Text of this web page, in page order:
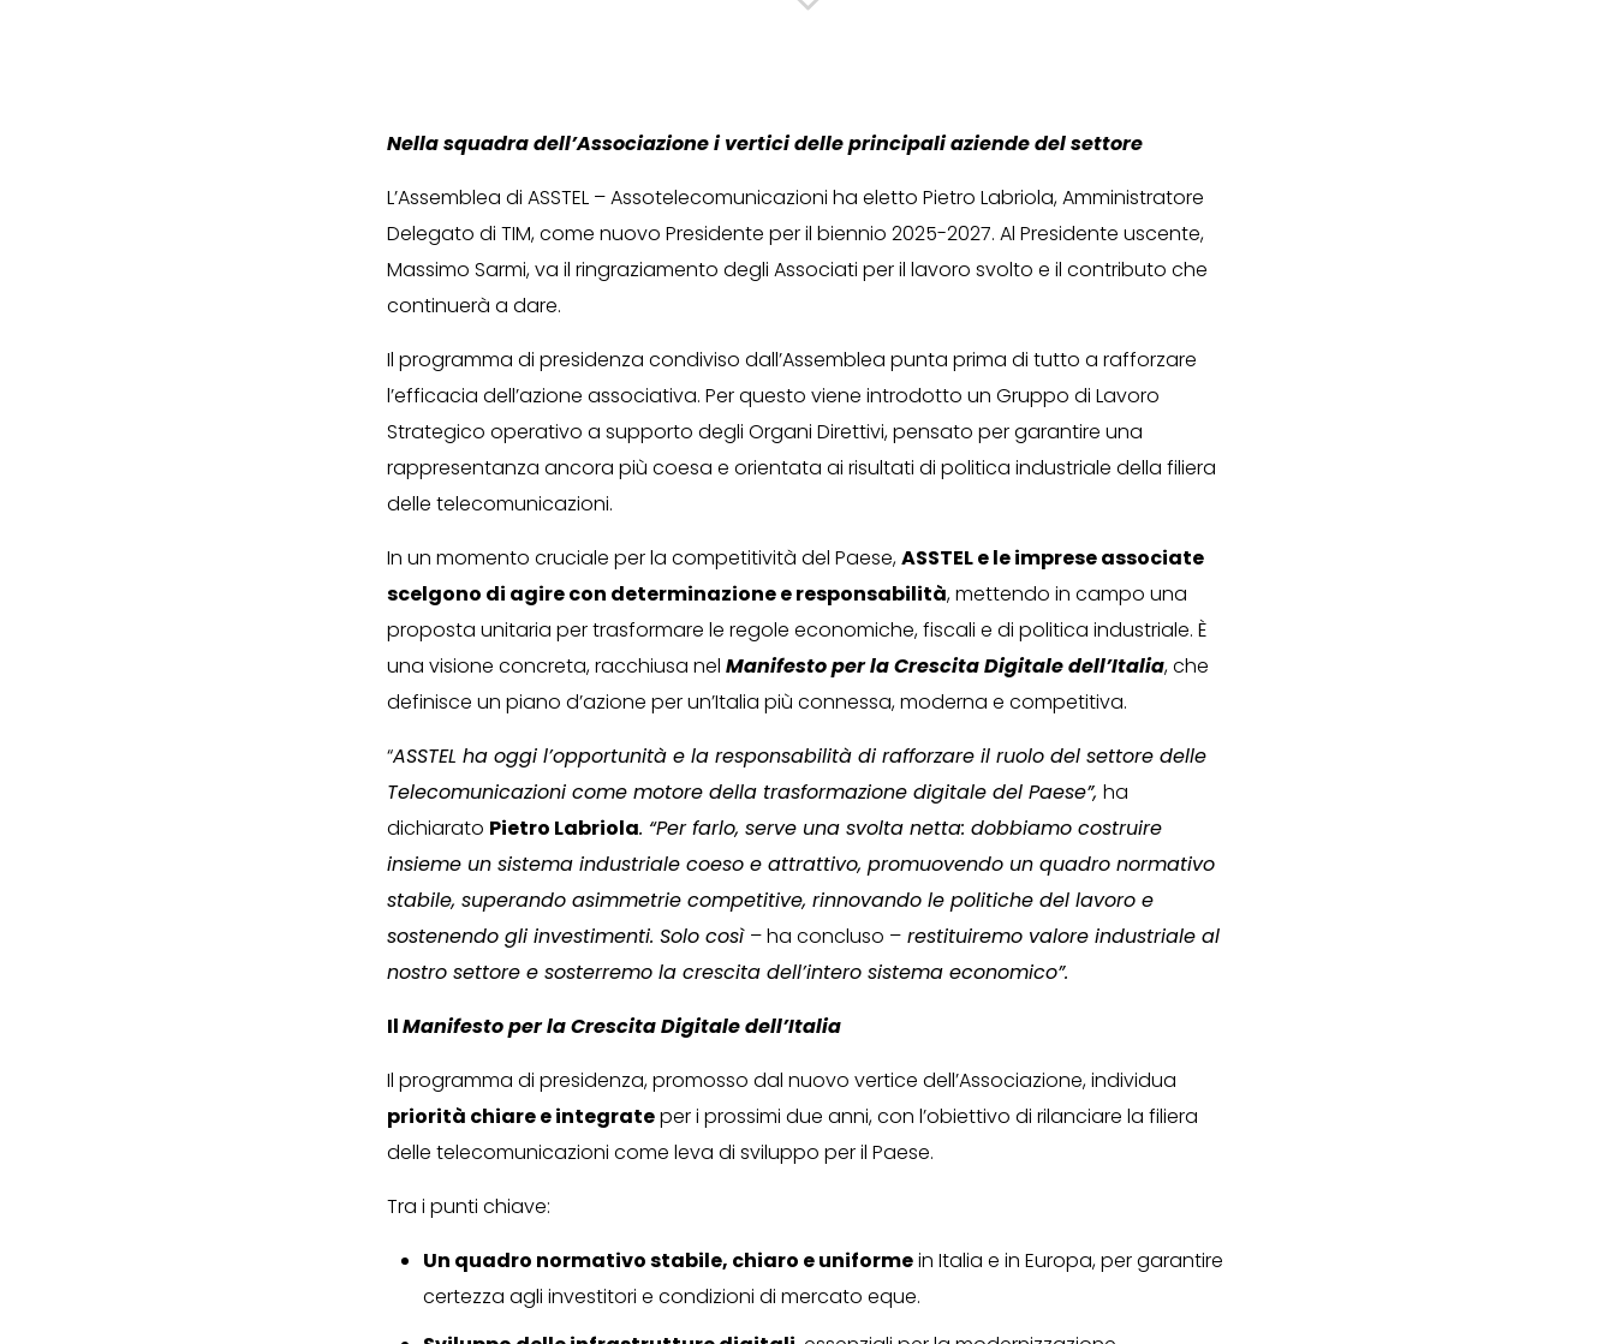
Nella squadra dell’Associazione i vertici delle principali aziende del settore
L’Assemblea di ASSTEL – Assotelecomunicazioni ha eletto Pietro Labriola, Amministratore
Delegato di TIM, come nuovo Presidente per il biennio 2025-2027. Al Presidente uscente,
Massimo Sarmi, va il ringraziamento degli Associati per il lavoro svolto e il contributo che
continuerà a dare.
Il programma di presidenza condiviso dall’Assemblea punta prima di tutto a rafforzare
l’efficacia dell’azione associativa. Per questo viene introdotto un Gruppo di Lavoro
Strategico operativo a supporto degli Organi Direttivi, pensato per garantire una
rappresentanza ancora più coesa e orientata ai risultati di politica industriale della filiera
delle telecomunicazioni.
In un momento cruciale per la competitività del Paese,ASSTEL e le imprese associate
scelgono di agire con determinazione e responsabilità, mettendo in campo una
proposta unitaria per trasformare le regole economiche, fiscali e di politica industriale. È
una visione concreta, racchiusa nel Manifesto per la Crescita Digitale dell’Italia, che
definisce un piano d’azione per un’Italia più connessa, moderna e competitiva.
“ASSTEL ha oggi l’opportunità e la responsabilità di rafforzare il ruolo del settore delle
Telecomunicazioni come motore della trasformazione digitale del Paese”, ha
dichiarato Pietro Labriola. “Per farlo, serve una svolta netta: dobbiamo costruire
insieme un sistema industriale coeso e attrattivo, promuovendo un quadro normativo
stabile, superando asimmetrie competitive, rinnovando le politiche del lavoro e
sostenendo gli investimenti. Solo così – ha concluso – restituiremo valore industriale al
nostro settore e sosterremo la crescita dell’intero sistema economico”.
IlManifesto per la Crescita Digitale dell’Italia
Il programma di presidenza, promosso dal nuovo vertice dell’Associazione, individua
priorità chiare e integrateper i prossimi due anni, con l’obiettivo di rilanciare la filiera
delle telecomunicazioni come leva di sviluppo per il Paese.
Tra i punti chiave:
Un quadro normativo stabile, chiaro e uniformein Italia e in Europa, per garantire
certezza agli investitori e condizioni di mercato eque.